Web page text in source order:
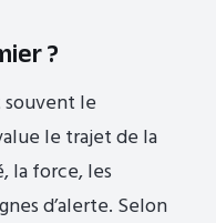
?
le
le trajet de la
la force, les
d’alerte. Selon